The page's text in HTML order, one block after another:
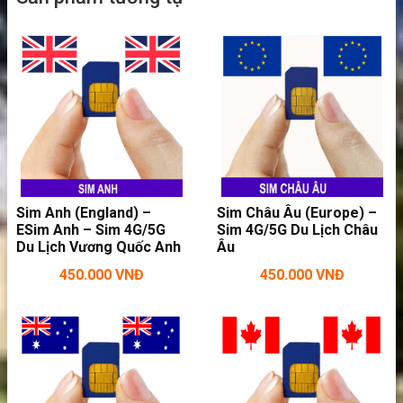
Vào mạng Internet thả ga khi dùng sim 4G
Sim Anh (England) –
ESim Anh – Sim 4G/5G
Du Lịch Vương Quốc Anh
450.000 VNĐ
Sim Châu Âu (Europe) –
Sim 4G/5G Du Lịch Châu
Âu
450.000 VNĐ